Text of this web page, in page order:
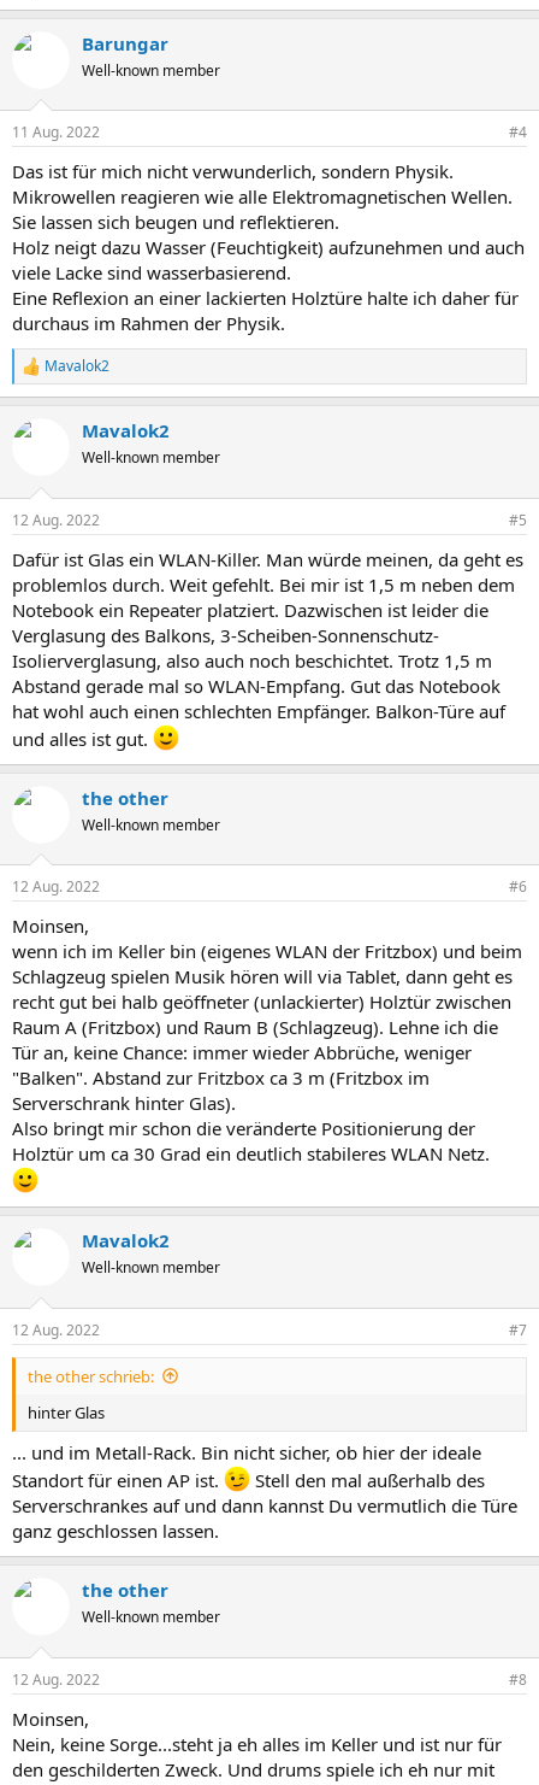
Barungar
Well-known member
11 Aug. 2022 #4
Das ist für mich nicht verwunderlich, sondern Physik.
Mikrowellen reagieren wie alle Elektromagnetischen Wellen.
Sie lassen sich beugen und reflektieren.
Holz neigt dazu Wasser (Feuchtigkeit) aufzunehmen und auch
viele Lacke sind wasserbasierend.
Eine Reflexion an einer lackierten Holztüre halte ich daher für
durchaus im Rahmen der Physik.
R
e
k
e
:
Mavalok2
Mavalok2
Well-known member
12 Aug. 2022 #5
Dafür ist Glas ein WLAN-Killer. Man würde meinen, da geht es
problemlos durch. Weit gefehlt. Bei mir ist 1,5 m neben dem
Notebook ein Repeater platziert. Dazwischen ist leider die
Verglasung des Balkons, 3-Scheiben-Sonnenschutz-
Isolierverglasung, also auch noch beschichtet. Trotz 1,5 m
Abstand gerade mal so WLAN-Empfang. Gut das Notebook
hat wohl auch einen schlechten Empfänger. Balkon-Türe auf
und alles ist gut.
the other
Well-known member
12 Aug. 2022 #6
Moinsen,
wenn ich im Keller bin (eigenes WLAN der Fritzbox) und beim
Schlagzeug spielen Musik hören will via Tablet, dann geht es
recht gut bei halb geöffneter (unlackierter) Holztür zwischen
Raum A (Fritzbox) und Raum B (Schlagzeug). Lehne ich die
Tür an, keine Chance: immer wieder Abbrüche, weniger
"Balken". Abstand zur Fritzbox ca 3 m (Fritzbox im
Serverschrank hinter Glas).
Also bringt mir schon die veränderte Positionierung der
Holztür um ca 30 Grad ein deutlich stabileres WLAN Netz.
Mavalok2
Well-known member
12 Aug. 2022 #7
the other schrieb:
hinter Glas
... und im Metall-Rack. Bin nicht sicher, ob hier der ideale
Standort für einen AP ist.
Stell den mal außerhalb des
Serverschrankes auf und dann kannst Du vermutlich die Türe
ganz geschlossen lassen.
the other
Well-known member
12 Aug. 2022 #8
Moinsen,
Nein, keine Sorge...steht ja eh alles im Keller und ist nur für
den geschilderten Zweck. Und drums spiele ich eh nur mit